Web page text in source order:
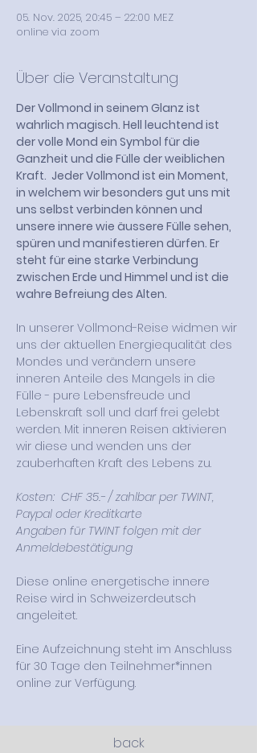
05. Nov. 2025, 20:45 – 22:00 MEZ
online via zoom
Über die Veranstaltung
Der Vollmond in seinem Glanz ist
wahrlich magisch. Hell leuchtend ist
der volle Mond ein Symbol für die
Ganzheit und die Fülle der weiblichen
Kraft.  Jeder Vollmond ist ein Moment,
in welchem wir besonders gut uns mit
uns selbst verbinden können und
unsere innere wie äussere Fülle sehen,
spüren und manifestieren dürfen. Er
steht für eine starke Verbindung
zwischen Erde und Himmel und ist die
wahre Befreiung des Alten.
In unserer Vollmond-Reise widmen wir
uns der aktuellen Energiequalität des
Mondes und verändern unsere
inneren Anteile des Mangels in die
Fülle - pure Lebensfreude und
Lebenskraft soll und darf frei gelebt
werden. Mit inneren Reisen aktivieren
wir diese und wenden uns der
zauberhaften Kraft des Lebens zu.
Kosten:  CHF 35.- / zahlbar per TWINT,
Paypal oder Kreditkarte
Angaben für TWINT folgen mit der
Anmeldebestätigung
Diese online energetische innere
Reise wird in Schweizerdeutsch
angeleitet.
Eine Aufzeichnung steht im Anschluss
für 30 Tage den Teilnehmer*innen
online zur Verfügung.
back